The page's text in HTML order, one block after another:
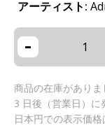
アーティスト:
-
商品の在庫があり
3 日後（営業日）に
日本円での表示価